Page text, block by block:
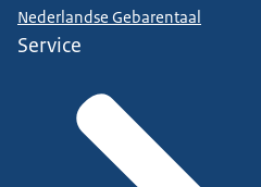
Nederlandse Gebarentaal
Service